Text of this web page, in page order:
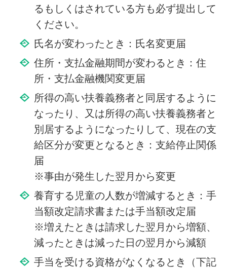
るもしくはされている方も必ず提出して
ください。
氏名が変わったとき：氏名変更届
住所・支払金融期間が変わるとき：住
所・支払金融機関変更届
所得の高い扶養義務者と同居するように
なったり、又は所得の高い扶養義務者と
別居するようになったりして、現在の支
給区分が変更となるとき：支給停止関係
届
※事由が発生した翌月から変更
養育する児童の人数が増減するとき：手
当額改定請求書または手当額改定届
※増えたときは請求した翌月から増額、
減ったときは減った日の翌月から減額
手当を受ける資格がなくなるとき（下記